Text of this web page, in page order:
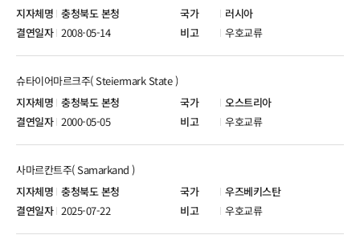
충청북도 본청 러시아
2008-05-14 우호교류
충청북도 본청 오스트리아
슈타이어마르크주( Steiermark State )
2000-05-05 우호교류
충청북도 본청 우즈베키스탄
사마르칸트주( Samarkand )
2025-07-22 우호교류